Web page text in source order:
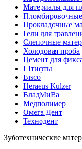
Материалы для
Прокладочные
Гели для
Слепочные
Холодовая проба
Цемент для
Штифты
Bisco
Heraeus Kulzer
ВладМиВа
Медполимер
Омега Дент
Технодент
Зуботехнические